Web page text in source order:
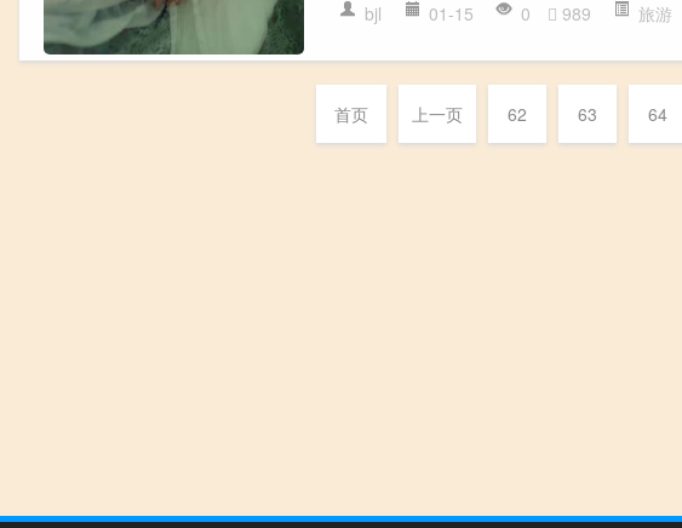
bjl 01-15 0 989 旅游
首页 上一页 62 63 64